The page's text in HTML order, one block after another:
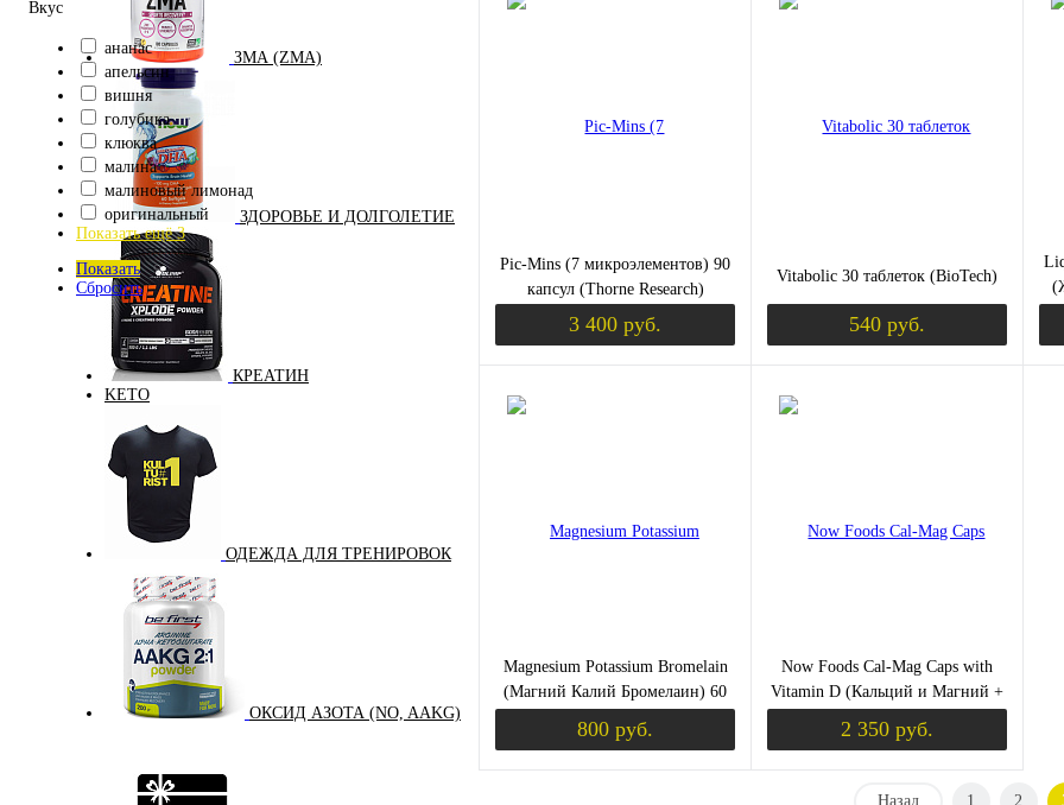
ЗМА (ZMA)
ЗДОРОВЬЕ И ДОЛГОЛЕТИЕ
КРЕАТИН
KETO
ОДЕЖДА ДЛЯ ТРЕНИРОВОК
ОКСИД АЗОТА (NO, AAKG)
Вкус
ананас
апельсин
вишня
голубика
клюква
малина
малиновый лимонад
оригинальный
Показать ещё 3
Показать
Сбросить
Pic-Mins (7 микроэлементов) 90
капсул (Thorne Research)
3 400 руб.
Уведомить о поступлении
Vitabolic 30 таблеток (BioTech)
540 руб.
Magnesium Potassium Bromelain
(Магний Калий Бромелаин) 60
800 руб.
Now Foods Cal-Mag Caps with
Vitamin D (Кальций и Магний +
капсул
2 350 руб.
Назад 1 2